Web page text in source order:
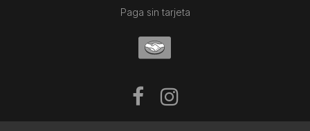
Paga sin tarjeta